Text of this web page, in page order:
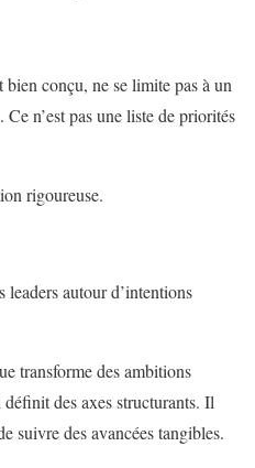
conçu, ne se limite pas à un
n’est pas une liste de priorités
rigoureuse.
leaders autour d’intentions
transforme des ambitions
des axes structurants. Il
suivre des avancées tangibles.